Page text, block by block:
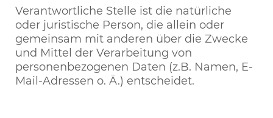
Verantwortliche Stelle ist die natürliche
oder juristische Person, die allein oder
gemeinsam mit anderen über die Zwecke
und Mittel der Verarbeitung von
personenbezogenen Daten (z.B. Namen, E-
Mail-Adressen o. Ä.) entscheidet.